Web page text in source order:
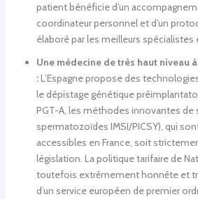
patient bénéficie d’un
coordinateur personnel et d’un
élaboré par les meilleurs spécialistes
Une médecine de très haut niveau
:L’Espagne propose des
le dépistage génétique
PGT-A, les méthodes innovantes de
spermatozoïdes IMSI/PICSY), qui
accessibles en France, soit
législation. La politique tarifaire de
toutefois extrêmement honnête et
d’un service européen de premier